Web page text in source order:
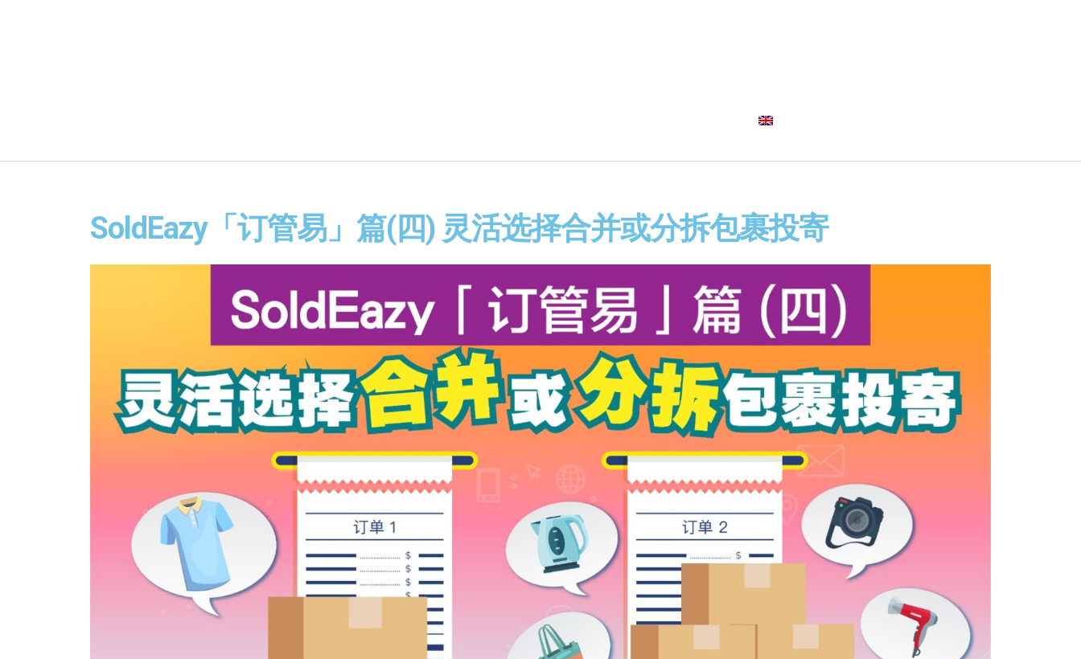
SoldEazy「订管易」篇(四) 灵活选择合并或分拆包裹投寄